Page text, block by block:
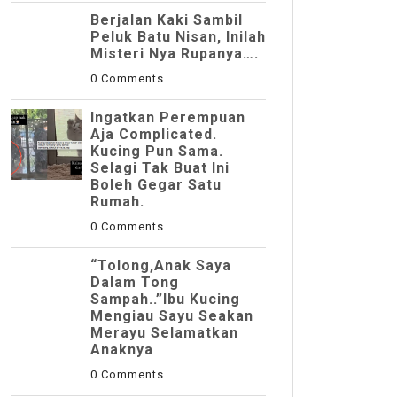
Berjalan Kaki Sambil
Peluk Batu Nisan, Inilah
Misteri Nya Rupanya….
0 Comments
Ingatkan Perempuan
Aja Complicated.
Kucing Pun Sama.
Selagi Tak Buat Ini
Boleh Gegar Satu
Rumah.
0 Comments
“Tolong,Anak Saya
Dalam Tong
Sampah..”Ibu Kucing
Mengiau Sayu Seakan
Merayu Selamatkan
Anaknya
0 Comments